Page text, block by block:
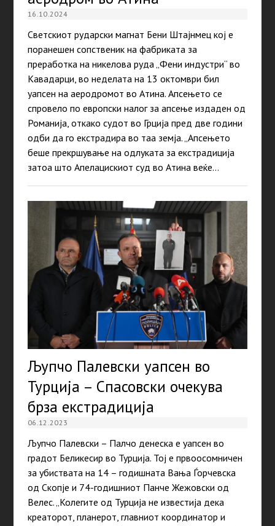
16.10.2024
Светскиот рударски магнат Бени Штајнмец кој е
поранешен сопственик на фабриката за
преработка на никелова руда „Фени индустри“ во
Кавадарци, во неделата на 13 октомври бил
уапсен на аеродромот во Атина. Апсењето се
спровело по европски налог за апсење издаден од
Романија, откако судот во Грција пред две години
одби да го екстрадира во таа земја. „Апсењето
беше прекршување на одлуката за екстрадиција
затоа што Апелацискиот суд во Атина веќе…
Љупчо Палевски уапсен во
Турција – Спасовски очекува
брза екстрадиција
06.12.2023
Љупчо Палевски – Палчо денеска е уапсен во
градот Беликесир во Турција. Тој е првоосомничен
за убиствата на 14 – годишната Вања Ѓорчевска
од Скопје и 74-годишниот Панче Жежовски од
Велес. „Колегите од Турција не известија дека
креаторот, планерот, главниот координатор и